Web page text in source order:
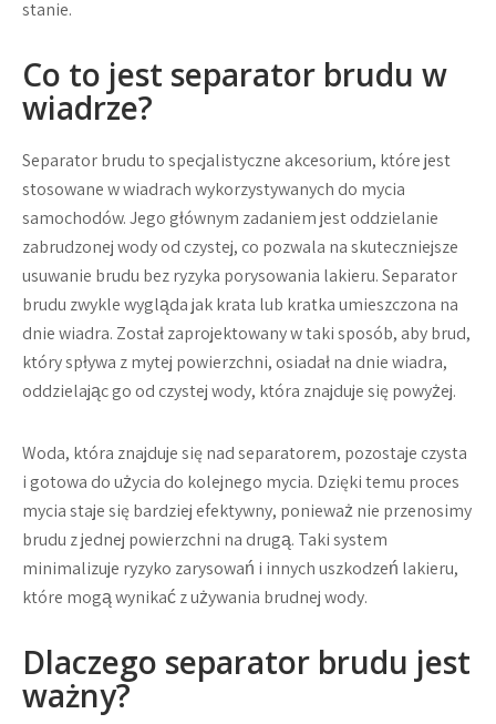
stanie.
Co to jest separator brudu w
wiadrze?
Separator brudu to specjalistyczne akcesorium, które jest
stosowane w wiadrach wykorzystywanych do mycia
samochodów. Jego głównym zadaniem jest oddzielanie
zabrudzonej wody od czystej, co pozwala na skuteczniejsze
usuwanie brudu bez ryzyka porysowania lakieru. Separator
brudu zwykle wygląda jak krata lub kratka umieszczona na
dnie wiadra. Został zaprojektowany w taki sposób, aby brud,
który spływa z mytej powierzchni, osiadał na dnie wiadra,
oddzielając go od czystej wody, która znajduje się powyżej.
Woda, która znajduje się nad separatorem, pozostaje czysta
i gotowa do użycia do kolejnego mycia. Dzięki temu proces
mycia staje się bardziej efektywny, ponieważ nie przenosimy
brudu z jednej powierzchni na drugą. Taki system
minimalizuje ryzyko zarysowań i innych uszkodzeń lakieru,
które mogą wynikać z używania brudnej wody.
Dlaczego separator brudu jest
ważny?